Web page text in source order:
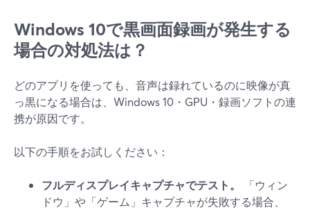
Windows 10で黒画面録画が発生する
場合の対処法は？
どのアプリを使っても、音声は録れているのに映像が真
っ黒になる場合は、Windows 10・GPU・録画ソフトの連
携が原因です。
以下の手順をお試しください：
フルディスプレイキャプチャでテスト。
「ウィン
ドウ」や「ゲーム」キャプチャが失敗する場合、